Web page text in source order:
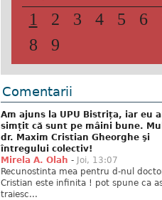
1 2 3 4 5 6
8
9
Comentarii
Am ajuns la UPU Bistrița, iar eu
simțit că sunt pe mâini bune.
dr. Maxim Cristian Gheorghe şi
întregului colectiv!
Mirela A. Olah - Joi, 13:07
Recunostinta mea pentru d-nul
Cristian este infinita ! pot spune ca
traiesc...